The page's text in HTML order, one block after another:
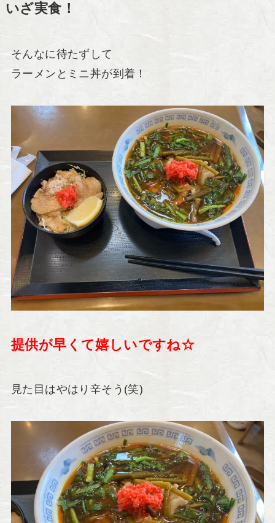
いざ実食！
そんなに待たずして
ラーメンとミニ丼が到着！
提供が早くて嬉しいですね☆
見た目はやはり辛そう(笑)